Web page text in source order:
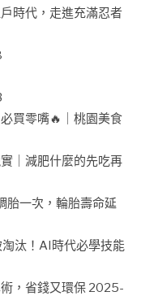
時代，走進充滿忍者
買零嘴🔥｜桃園美食
｜減肥什麼的先吃再
胎一次，輪胎壽命延
汰！AI時代必學技能
，省錢又環保 2025-